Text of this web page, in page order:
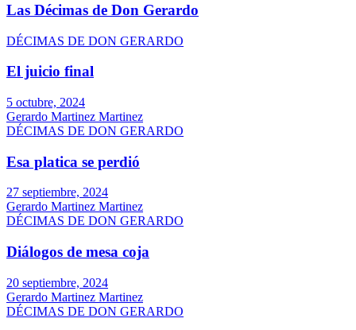
Las Décimas de Don Gerardo
DÉCIMAS DE DON GERARDO
El juicio final
5 octubre, 2024
Gerardo Martinez Martinez
DÉCIMAS DE DON GERARDO
Esa platica se perdió
27 septiembre, 2024
Gerardo Martinez Martinez
DÉCIMAS DE DON GERARDO
Diálogos de mesa coja
20 septiembre, 2024
Gerardo Martinez Martinez
DÉCIMAS DE DON GERARDO